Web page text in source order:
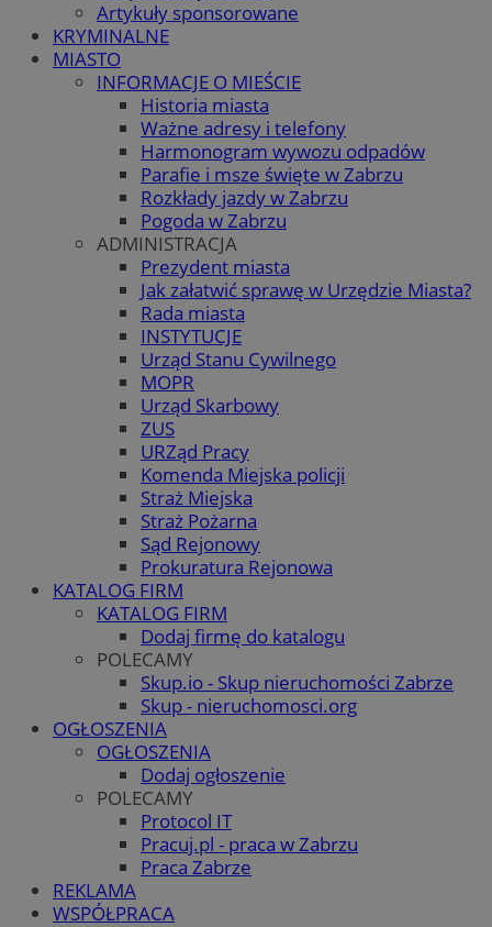
Artykuły sponsorowane
KRYMINALNE
MIASTO
INFORMACJE O MIEŚCIE
Historia miasta
Ważne adresy i telefony
Harmonogram wywozu odpadów
Parafie i msze święte w Zabrzu
Rozkłady jazdy w Zabrzu
Pogoda w Zabrzu
ADMINISTRACJA
Prezydent miasta
Jak załatwić sprawę w Urzędzie Miasta?
Rada miasta
INSTYTUCJE
Urząd Stanu Cywilnego
MOPR
Urząd Skarbowy
ZUS
URZąd Pracy
Komenda Miejska policji
Straż Miejska
Straż Pożarna
Sąd Rejonowy
Prokuratura Rejonowa
KATALOG FIRM
KATALOG FIRM
Dodaj firmę do katalogu
POLECAMY
Skup.io - Skup nieruchomości Zabrze
Skup - nieruchomosci.org
OGŁOSZENIA
OGŁOSZENIA
Dodaj ogłoszenie
POLECAMY
Protocol IT
Pracuj.pl - praca w Zabrzu
Praca Zabrze
REKLAMA
WSPÓŁPRACA